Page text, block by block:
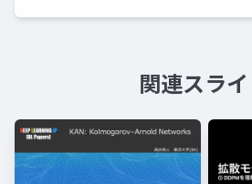
関連スラ